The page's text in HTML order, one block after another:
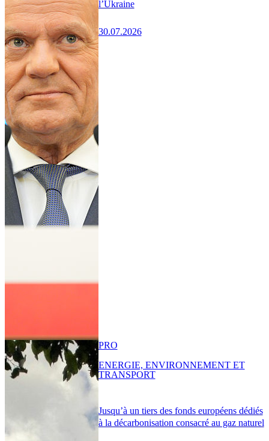
l’Ukraine
30.07.2026
Jusqu’à un tiers des fonds européens dédiés
à la décarbonisation consacré au gaz naturel
PRO
ENERGIE, ENVIRONNEMENT ET
TRANSPORT